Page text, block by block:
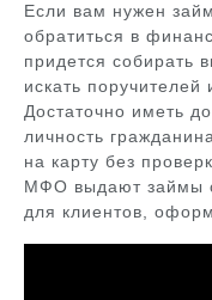
Если вам нужен
обратиться в
придется собирать
искать
Достаточно иметь
личность
на карту без
МФО выдают займы
для клиентов,